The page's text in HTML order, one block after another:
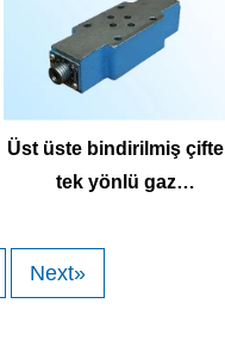
DRV
Üst üste bindirilmiş çifte
tek yönlü gaz
Z2FS16A
Next»